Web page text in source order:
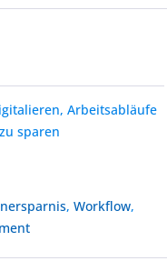
Arbeitsabläufe
sparen
,Workflow,